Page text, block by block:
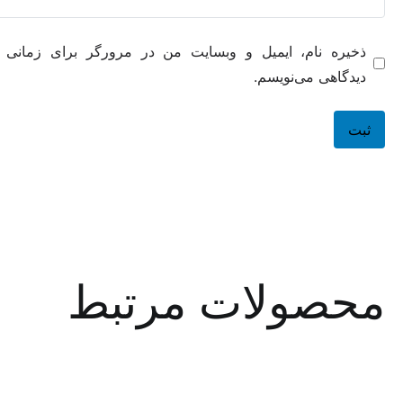
نام، ایمیل و وبسایت من در مرورگر برای زمانی که دوباره
می‌نویسم.
مرتبط